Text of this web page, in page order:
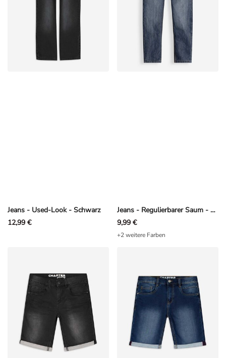
Jeans - Used-Look - Schwarz
12,99 €
Jeans - Regulierbarer Saum - Dunkelblau
9,99 €
+2 weitere Farben